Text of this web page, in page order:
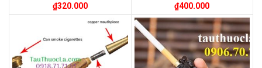
₫320.000 ₫400.000